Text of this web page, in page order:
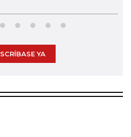
YA